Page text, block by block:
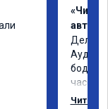
«Чип
Делал
как
Читать